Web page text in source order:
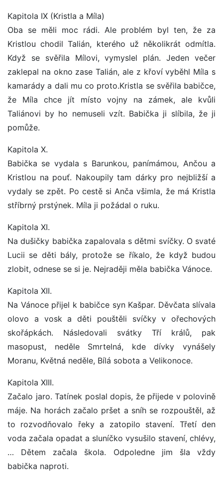
Kapitola IX (Kristla a Míla)
Oba se měli moc rádi. Ale problém byl ten, že za
Kristlou chodil Talián, kterého už několikrát odmítla.
Když se svěřila Mílovi, vymyslel plán. Jeden večer
zaklepal na okno zase Talián, ale z křoví vyběhl Míla s
kamarády a dali mu co proto.Kristla se svěřila babičce,
že Míla chce jít místo vojny na zámek, ale kvůli
Taliánovi by ho nemuseli vzít. Babička ji slíbila, že ji
pomůže.
Kapitola X.
Babička se vydala s Barunkou, panímámou, Ančou a
Kristlou na pouť. Nakoupily tam dárky pro nejbližší a
vydaly se zpět. Po cestě si Anča všimla, že má Kristla
stříbrný prstýnek. Míla ji požádal o ruku.
Kapitola XI.
Na dušičky babička zapalovala s dětmi svíčky. O svaté
Lucii se děti bály, protože se říkalo, že když budou
zlobit, odnese se si je. Nejraději měla babička Vánoce.
Kapitola XII.
Na Vánoce přijel k babičce syn Kašpar. Děvčata slívala
olovo a vosk a děti pouštěli svíčky v ořechových
skořápkách. Následovali svátky Tří králů, pak
masopust, neděle Smrtelná, kde dívky vynášely
Moranu, Květná neděle, Bílá sobota a Velikonoce.
Kapitola XIII.
Začalo jaro. Tatínek poslal dopis, že přijede v polovině
máje. Na horách začalo pršet a sníh se rozpouštěl, až
to rozvodňovalo řeky a zatopilo stavení. Třetí den
voda začala opadat a sluníčko vysušilo stavení, chlévy,
… Dětem začala škola. Odpoledne jim šla vždy
babička naproti.